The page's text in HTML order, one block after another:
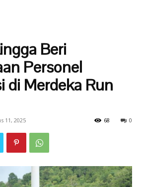
Beri
Personel
di Merdeka Run
11, 2025 0
68